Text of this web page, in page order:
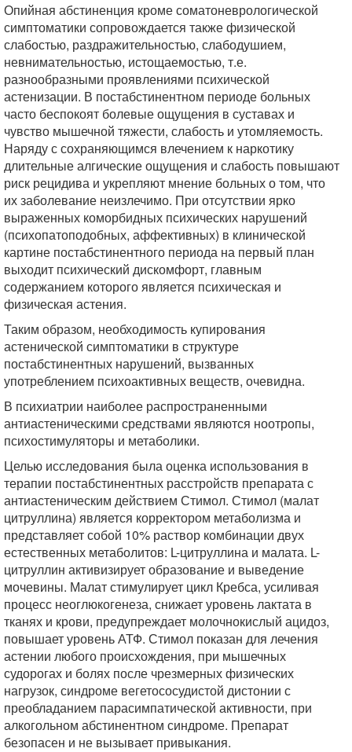
Опийная абстиненция кроме соматоневрологической
симптоматики сопровождается также физической
слабостью, раздражительностью, слабодушием,
невнимательностью, истощаемостью, т.е.
разнообразными проявлениями психической
астенизации. В постабстинентном периоде больных
часто беспокоят болевые ощущения в суставах и
чувство мышечной тяжести, слабость и утомляемость.
Наряду с сохраняющимся влечением к наркотику
длительные алгические ощущения и слабость повышают
риск рецидива и укрепляют мнение больных о том, что
их заболевание неизлечимо. При отсутствии ярко
выраженных коморбидных психических нарушений
(психопатоподобных, аффективных) в клинической
картине постабстинентного периода на первый план
выходит психический дискомфорт, главным
содержанием которого является психическая и
физическая астения.
Таким образом, необходимость купирования
астенической симптоматики в структуре
постабстинентных нарушений, вызванных
употреблением психоактивных веществ, очевидна.
В психиатрии наиболее распространенными
антиастеническими средствами являются ноотропы,
психостимуляторы и метаболики.
Целью исследования была оценка использования в
терапии постабстинентных расстройств препарата с
антиастеническим действием Стимол. Стимол (малат
цитруллина) является корректором метаболизма и
представляет собой 10% раствор комбинации двух
естественных метаболитов: L-цитруллина и малата. L-
цитруллин активизирует образование и выведение
мочевины. Малат стимулирует цикл Кребса, усиливая
процесс неоглюкогенеза, снижает уровень лактата в
тканях и крови, предупреждает молочнокислый ацидоз,
повышает уровень АТФ. Стимол показан для лечения
астении любого происхождения, при мышечных
судорогах и болях после чрезмерных физических
нагрузок, синдроме вегетососудистой дистонии с
преобладанием парасимпатической активности, при
алкогольном абстинентном синдроме. Препарат
безопасен и не вызывает привыкания.